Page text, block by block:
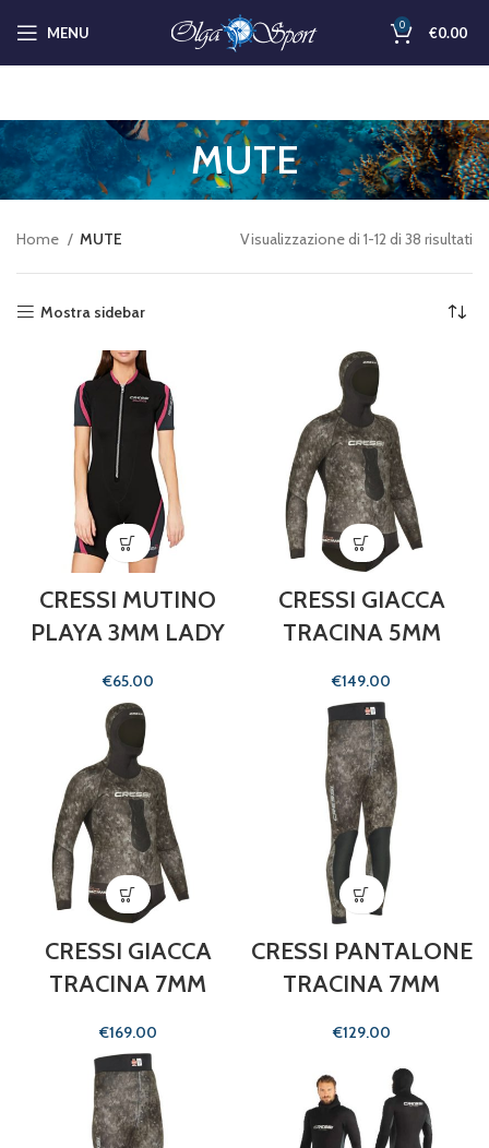
MENU 0 €0.00
MUTE
Home MUTE Visualizzazione di 1-12 di 38 risultati
Mostra sidebar
CRESSI MUTINO
PLAYA 3MM LADY
€
CRESSI GIACCA
TRACINA 5MM
€
CRESSI GIACCA
TRACINA 7MM
€
CRESSI PANTALONE
TRACINA 7MM
€